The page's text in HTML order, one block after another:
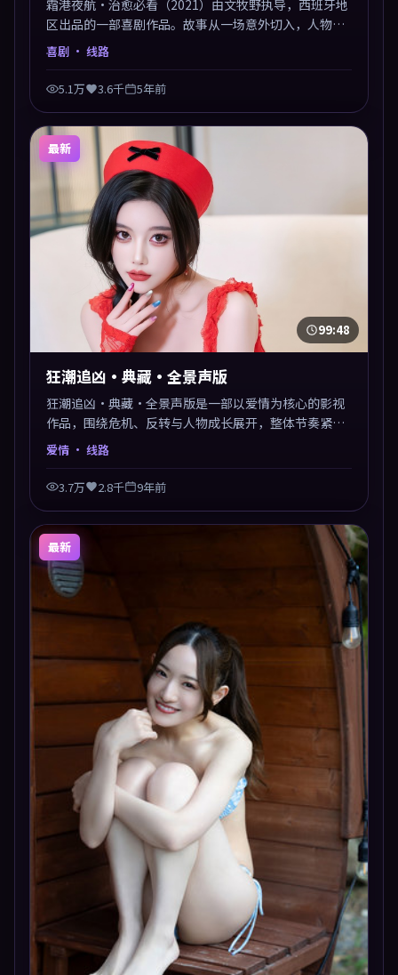
霜港夜航·治愈必看（2021）由文牧野执导，西班牙地
区出品的一部喜剧作品。故事从一场意外切入，人物在
道德与生存之间反复摇摆，叙事层层推进，情绪克制而
喜剧 · 线路
5.1万 3.6千 5年前
最新
99:48
狂潮追凶·典藏·全景声版
狂潮追凶·典藏·全景声版是一部以爱情为核心的影视
作品，围绕危机、反转与人物成长展开，整体节奏紧
凑，值得推荐观看。
爱情 · 线路
3.7万 2.8千 9年前
最新